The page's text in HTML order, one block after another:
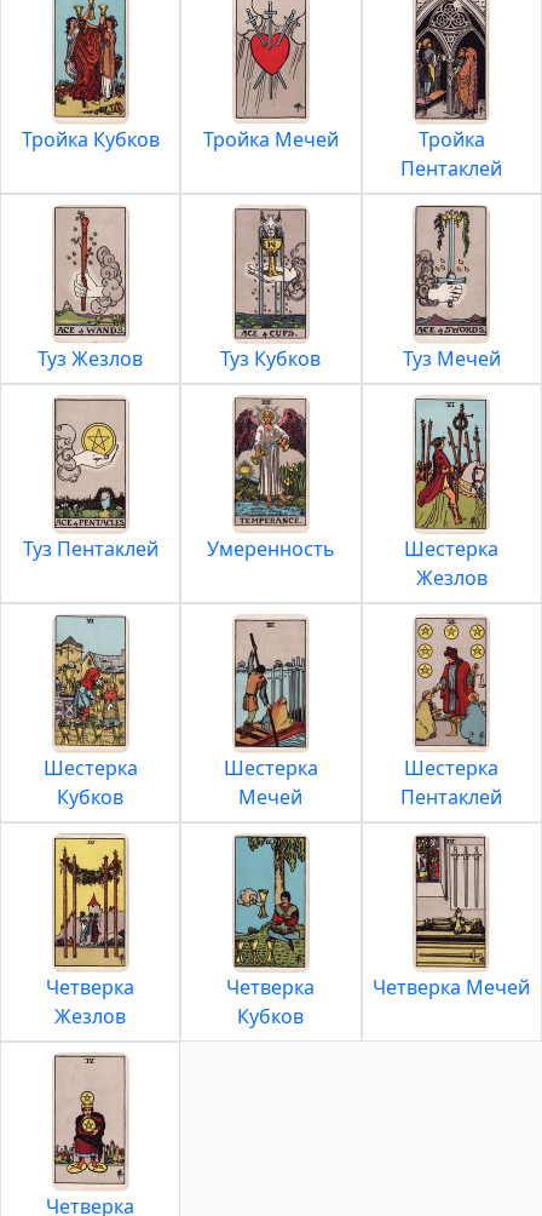
Тройка Кубков Тройка Мечей
Тройка
Пентаклей
Туз Жезлов Туз Кубков Туз Мечей
Туз Пентаклей Умеренность
Шестерка
Жезлов
Шестерка
Кубков
Шестерка
Мечей
Шестерка
Пентаклей
Четверка
Жезлов
Четверка
Кубков
Четверка Мечей
Четверка